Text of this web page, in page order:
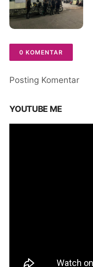
0 KOMENTAR
Posting Komentar
YOUTUBE ME